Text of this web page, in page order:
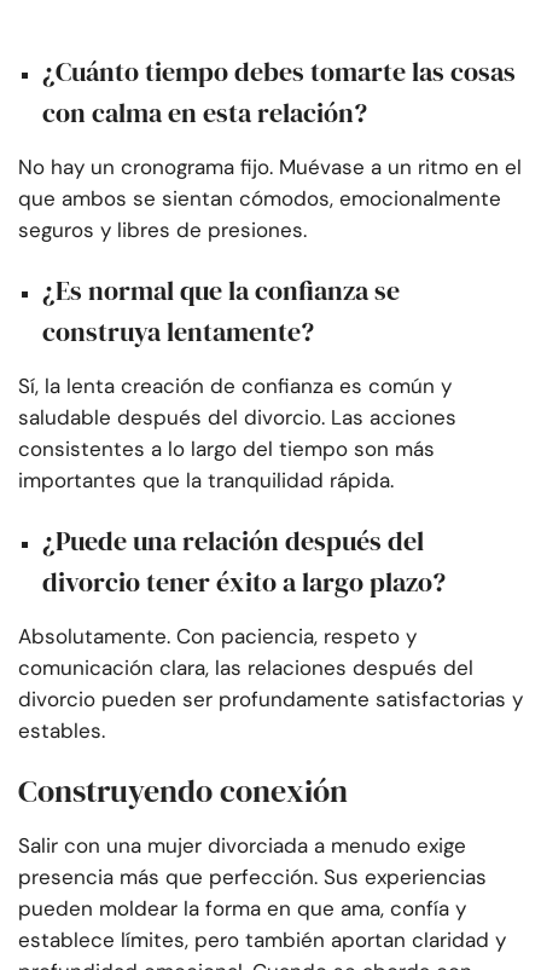
¿Cuánto tiempo debes tomarte las cosas
con calma en esta relación?
No hay un cronograma fijo. Muévase a un ritmo en el
que ambos se sientan cómodos, emocionalmente
seguros y libres de presiones.
¿Es normal que la confianza se
construya lentamente?
Sí, la lenta creación de confianza es común y
saludable después del divorcio. Las acciones
consistentes a lo largo del tiempo son más
importantes que la tranquilidad rápida.
¿Puede una relación después del
divorcio tener éxito a largo plazo?
Absolutamente. Con paciencia, respeto y
comunicación clara, las relaciones después del
divorcio pueden ser profundamente satisfactorias y
estables.
Construyendo conexión
Salir con una mujer divorciada a menudo exige
presencia más que perfección. Sus experiencias
pueden moldear la forma en que ama, confía y
establece límites, pero también aportan claridad y